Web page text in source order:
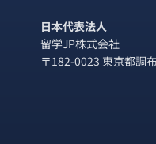
日本代表法人
留学JP株式会社
〒182-0023 東京都調